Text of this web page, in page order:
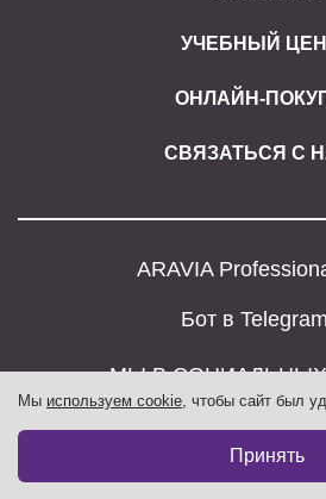
УЧЕБНЫЙ
ОНЛАЙН-
СВЯЗАТЬСЯ С
ARAVIA
Бот в Telegram
МЫ В
Мы используем cookie, чтобы сайт был
Принять